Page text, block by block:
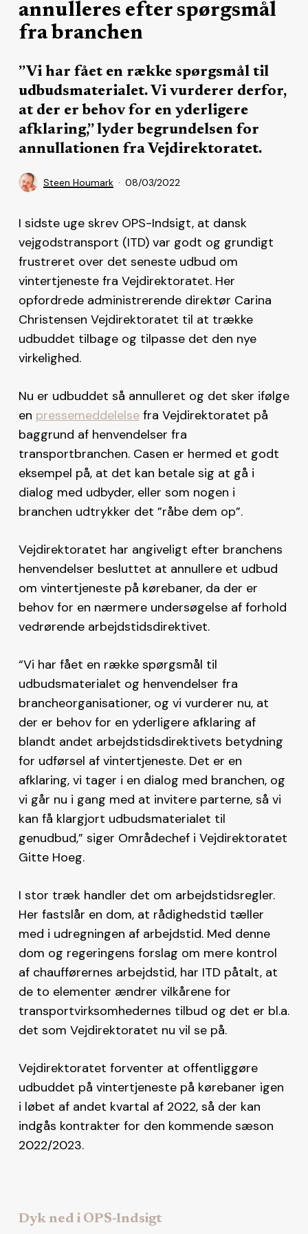
annulleres efter spørgsmål
fra branchen
”Vi har fået en række spørgsmål til
udbudsmaterialet. Vi vurderer derfor,
at der er behov for en yderligere
afklaring,” lyder begrundelsen for
annullationen fra Vejdirektoratet.
Steen Houmark 08/03/2022
I sidste uge skrev OPS-Indsigt, at dansk
vejgodstransport (ITD) var godt og grundigt
frustreret over det seneste udbud om
vintertjeneste fra Vejdirektoratet. Her
opfordrede administrerende direktør Carina
Christensen Vejdirektoratet til at trække
udbuddet tilbage og tilpasse det den nye
virkelighed.
Nu er udbuddet så annulleret og det sker ifølge
en pressemeddelelsefra Vejdirektoratet på
baggrund af henvendelser fra
transportbranchen. Casen er hermed et godt
eksempel på, at det kan betale sig at gå i
dialog med udbyder, eller som nogen i
branchen udtrykker det ”råbe dem op”.
Vejdirektoratet har angiveligt efter branchens
henvendelser besluttet at annullere et udbud
om vintertjeneste på kørebaner, da der er
behov for en nærmere undersøgelse af forhold
vedrørende arbejdstidsdirektivet.
“Vi har fået en række spørgsmål til
udbudsmaterialet og henvendelser fra
brancheorganisationer, og vi vurderer nu, at
der er behov for en yderligere afklaring af
blandt andet arbejdstidsdirektivets betydning
for udførsel af vintertjeneste. Det er en
afklaring, vi tager i en dialog med branchen, og
vi går nu i gang med at invitere parterne, så vi
kan få klargjort udbudsmaterialet til
genudbud,” siger Områdechef i Vejdirektoratet
Gitte Hoeg.
I stor træk handler det om arbejdstidsregler.
Her fastslår en dom, at rådighedstid tæller
med i udregningen af arbejdstid. Med denne
dom og regeringens forslag om mere kontrol
af chaufførernes arbejdstid, har ITD påtalt, at
de to elementer ændrer vilkårene for
transportvirksomhedernes tilbud og det er bl.a.
det som Vejdirektoratet nu vil se på.
Vejdirektoratet forventer at offentliggøre
udbuddet på vintertjeneste på kørebaner igen
i løbet af andet kvartal af 2022, så der kan
indgås kontrakter for den kommende sæson
2022/2023.
Dyk ned i OPS-Indsigt